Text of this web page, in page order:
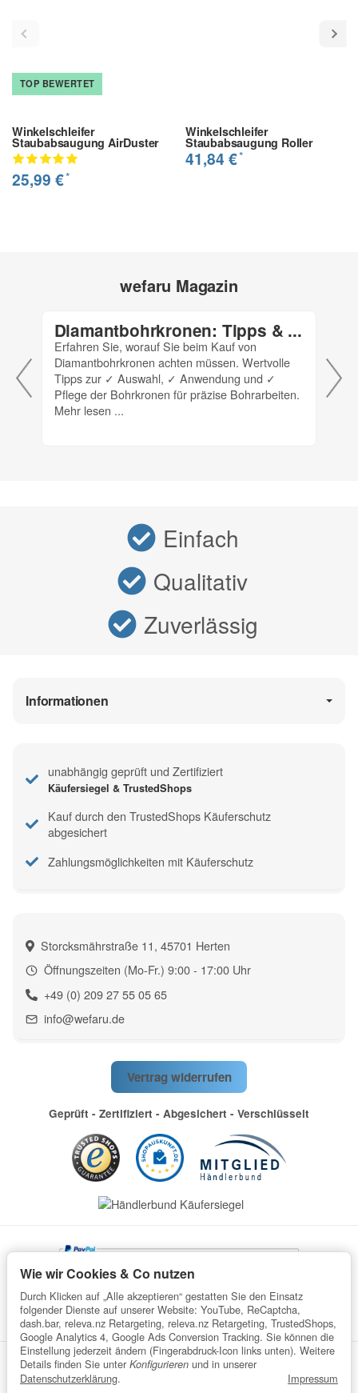
TOP BEWERTET
Winkelschleifer
Staubabsaugung AirDuster
25,99 €*
Winkelschleifer
Staubabsaugung Roller
41,84 €*
wefaru Magazin
Diamantbohrkronen: Tipps & ...
Erfahren Sie, worauf Sie beim Kauf von
Diamantbohrkronen achten müssen. Wertvolle
Tipps zur ✓ Auswahl, ✓ Anwendung und ✓
Pflege der Bohrkronen für präzise Bohrarbeiten.
Mehr lesen ...
Einfach
Qualitativ
Zuverlässig
Storcksmährstraße 11, 45701 Herten
Öffnungszeiten (Mo-Fr.) 9:00 - 17:00 Uhr
+49 (0) 209 27 55 05 65
info@wefaru.de
Informationen
unabhängig geprüft und Zertifiziert
Käufersiegel & TrustedShops
Kauf durch den TrustedShops Käuferschutz
abgesichert
Zahlungsmöglichkeiten mit Käuferschutz
Vertrag widerrufen
Geprüft - Zertifiziert - Abgesichert - Verschlüsselt
Datenschutz AGB Impressum
Widerrufsrecht
Batteriegesetzhinweise
Verpackungshinweise
Wie wir Cookies & Co nutzen
Durch Klicken auf „Alle akzeptieren“ gestatten Sie den Einsatz
folgender Dienste auf unserer Website: YouTube, ReCaptcha,
dash.bar, releva.nz Retargeting, releva.nz Retargeting, TrustedShops,
Google Analytics 4, Google Ads Conversion Tracking. Sie können die
Einstellung jederzeit ändern (Fingerabdruck-Icon links unten). Weitere
Details finden Sie unter Konfigurieren und in unserer
Datenschutzerklärung. Impressum